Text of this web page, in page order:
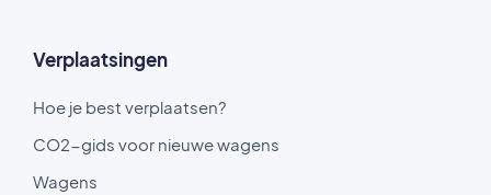
Verplaatsingen
Hoe je best verplaatsen?
CO2-gids voor nieuwe wagens
Wagens